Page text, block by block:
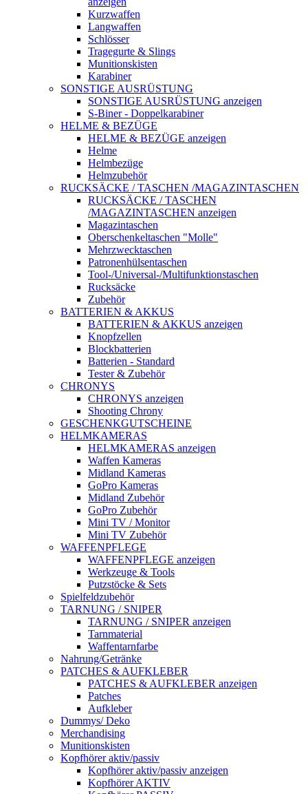
Kurzwaffen
Langwaffen
Schlösser
Tragegurte & Slings
Munitionskisten
Karabiner
SONSTIGE AUSRÜSTUNG
SONSTIGE AUSRÜSTUNG anzeigen
S-Biner - Doppelkarabiner
HELME & BEZÜGE
HELME & BEZÜGE anzeigen
Helme
Helmbezüge
Helmzubehör
RUCKSÄCKE / TASCHEN /MAGAZINTASCHEN
RUCKSÄCKE / TASCHEN
/MAGAZINTASCHEN anzeigen
Magazintaschen
Oberschenkeltaschen "Molle"
Mehrzwecktaschen
Patronenhülsentaschen
Tool-/Universal-/Multifunktionstaschen
Rucksäcke
Zubehör
BATTERIEN & AKKUS
BATTERIEN & AKKUS anzeigen
Knopfzellen
Blockbatterien
Batterien - Standard
Tester & Zubehör
CHRONYS
CHRONYS anzeigen
Shooting Chrony
GESCHENKGUTSCHEINE
HELMKAMERAS
HELMKAMERAS anzeigen
Waffen Kameras
Midland Kameras
GoPro Kameras
Midland Zubehör
GoPro Zubehör
Mini TV / Monitor
Mini TV Zubehör
WAFFENPFLEGE
WAFFENPFLEGE anzeigen
Werkzeuge & Tools
Putzstöcke & Sets
Spielfeldzubehör
TARNUNG / SNIPER
TARNUNG / SNIPER anzeigen
Tarnmaterial
Waffentarnfarbe
Nahrung/Getränke
PATCHES & AUFKLEBER
PATCHES & AUFKLEBER anzeigen
Patches
Aufkleber
Dummys/ Deko
Merchandising
Munitionskisten
Kopfhörer aktiv/passiv
Kopfhörer aktiv/passiv anzeigen
Kopfhörer AKTIV